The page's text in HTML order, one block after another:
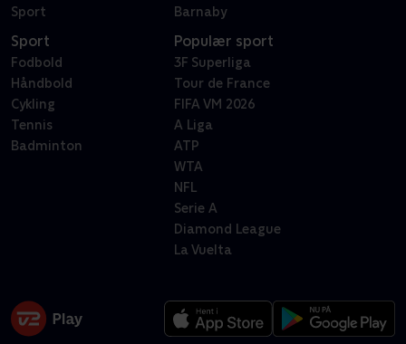
Sport
Barnaby
Sport
Fodbold
Håndbold
Cykling
Tennis
Badminton
Populær sport
3F Superliga
Tour de France
FIFA VM 2026
A Liga
ATP
WTA
NFL
Serie A
Diamond League
La Vuelta